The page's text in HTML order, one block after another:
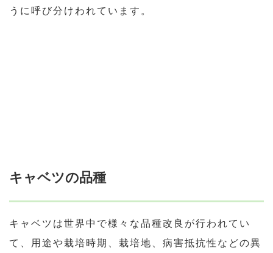
うに呼び分けわれています。
キャベツの品種
キャベツは世界中で様々な品種改良が行われてい
て、用途や栽培時期、栽培地、病害抵抗性などの異